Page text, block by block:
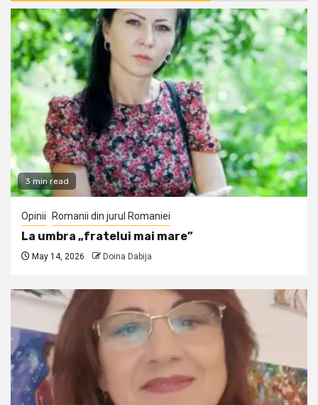
3 min read
Opinii Romanii din jurul Romaniei
La umbra „fratelui mai mare”
May 14, 2026 Doina Dabija